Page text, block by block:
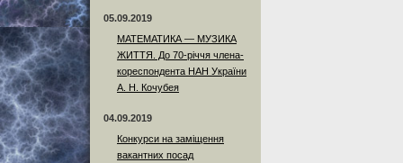
05.09.2019
МАТЕМАТИКА — МУЗИКА
ЖИТТЯ. До 70-річчя члена-
кореспондента НАН України
А. Н. Кочубея
04.09.2019
Конкурси на заміщення
вакантних посад